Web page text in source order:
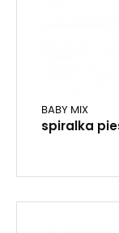
BABY MIX
spiralka